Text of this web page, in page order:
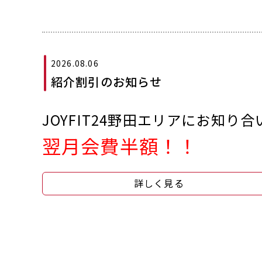
2026.08.06
紹介割引のお知らせ
JOYFIT24野田エリアにお知り合
翌月会費半額！！
詳しく見る